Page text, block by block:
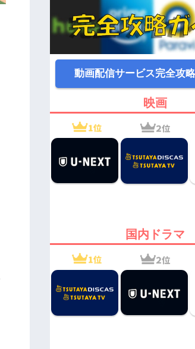
動画配信サービス完全攻
映画
国内ドラマ